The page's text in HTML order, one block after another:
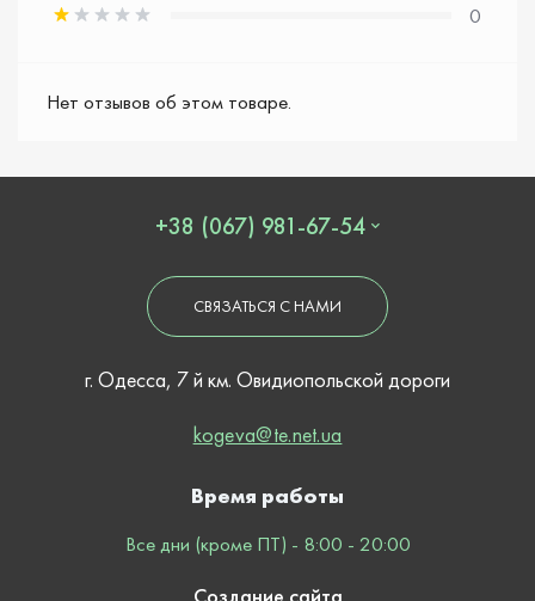
0
Нет отзывов об этом товаре.
+38 (067) 981-67-54
СВЯЗАТЬСЯ С НАМИ
г. Одесса, 7 й км. Овидиопольской дороги
kogeva@te.net.ua
Время работы
Все дни (кроме ПТ) - 8:00 - 20:00